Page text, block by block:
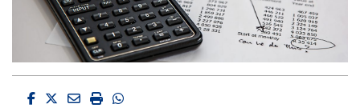
Facebook
Twitter
EmailImprimirWhatsapp